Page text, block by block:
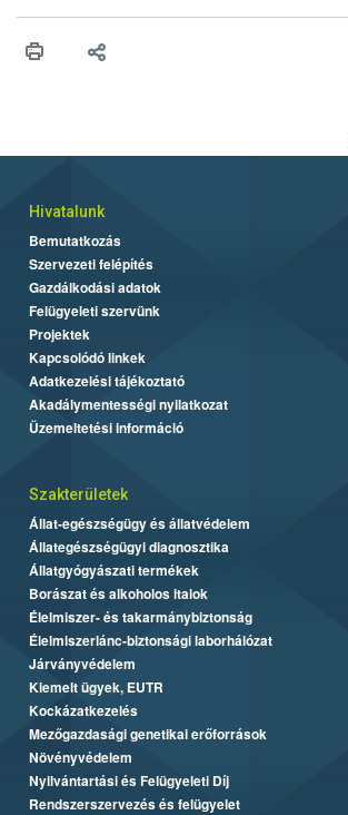
érésű szőlőkben is legyen lehetőség a
felhasználók számára is elérhető és ökológiai
Hivatalunk
Bemutatkozás
Szervezeti felépítés
Gazdálkodási adatok
Felügyeleti szervünk
Projektek
Kapcsolódó linkek
Adatkezelési tájékoztató
Akadálymentességi nyilatkozat
Üzemeltetési információ
Szakterületek
Állat-egészségügy és állatvédelem
Állategészségügyi diagnosztika
Állatgyógyászati termékek
Borászat és alkoholos italok
Élelmiszer- és takarmánybiztonság
Élelmiszerlánc-biztonsági laborhálózat
Járványvédelem
Kiemelt ügyek, EUTR
Kockázatkezelés
Mezőgazdasági genetikai erőforrások
Növényvédelem
Nyilvántartási és Felügyeleti Díj
Rendszerszervezés és felügyelet